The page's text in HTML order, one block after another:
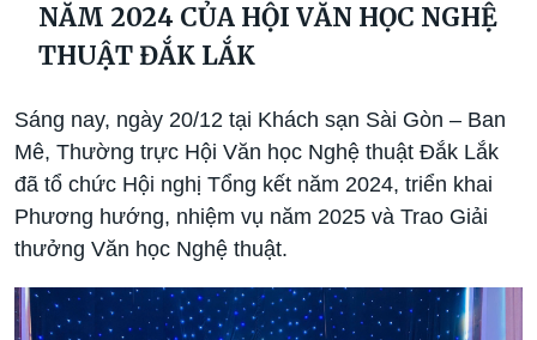
NĂM 2024 CỦA HỘI VĂN HỌC NGHỆ
THUẬT ĐẮK LẮK
Sáng nay, ngày 20/12 tại Khách sạn Sài Gòn – Ban
Mê, Thường trực Hội Văn học Nghệ thuật Đắk Lắk
đã tổ chức Hội nghị Tổng kết năm 2024, triển khai
Phương hướng, nhiệm vụ năm 2025 và Trao Giải
thưởng Văn học Nghệ thuật.